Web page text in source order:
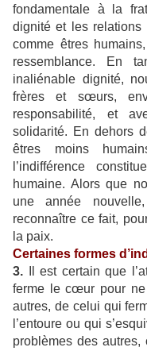
fondamentale à la
dignité et les relations
comme êtres
ressemblance. En
inaliénable dignité,
frères et sœurs,
responsabilité, et
solidarité. En dehors
êtres moins
l’indifférence
humaine. Alors que
une année
reconnaître ce fait,
la paix.
Certaines formes
3. Il est certain que
ferme le cœur pour
autres, de celui qui
l’entoure ou qui
problèmes des